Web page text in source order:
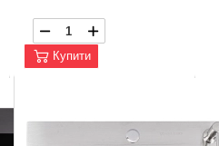
Купити